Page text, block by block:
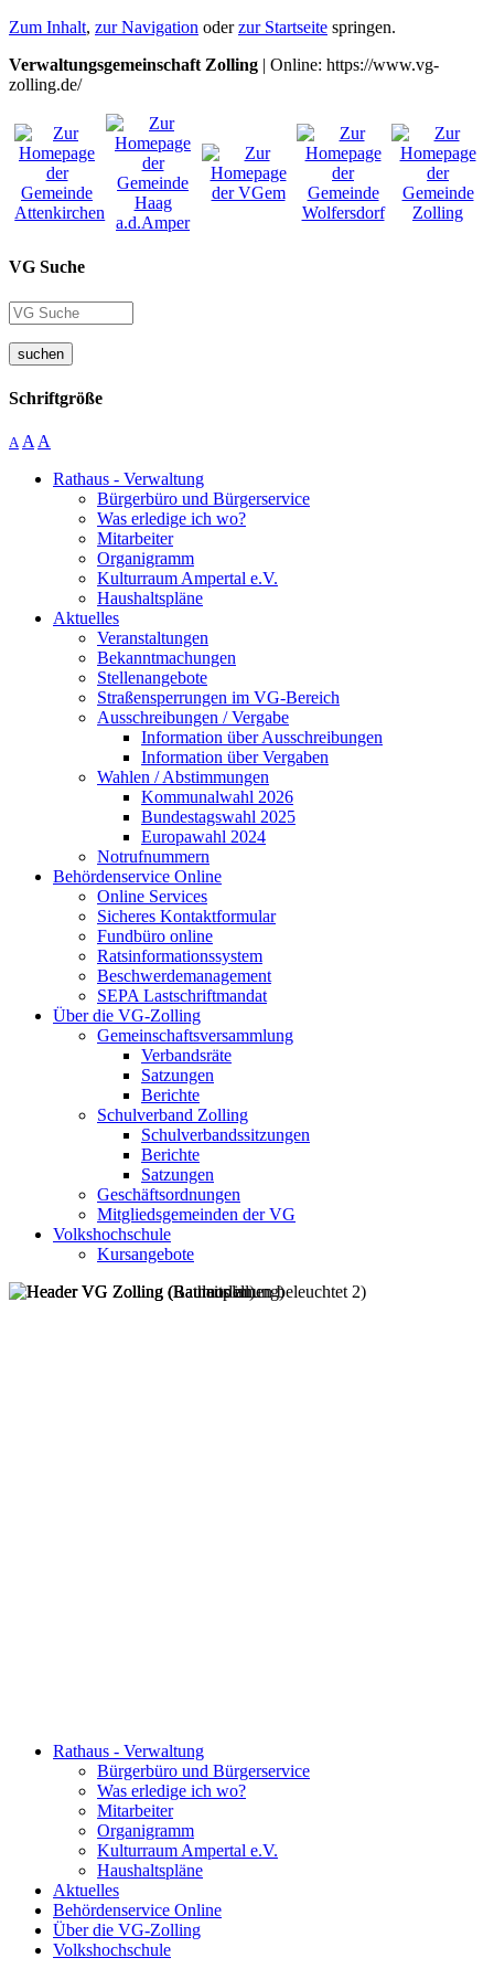
Zum Inhalt, zur Navigation oderzur Startseite springen.
Verwaltungsgemeinschaft Zolling | Online: https://www.vg-
zolling.de/
VG Suche
suchen
Schriftgröße
A A A
Rathaus - Verwaltung
Bürgerbüro und Bürgerservice
Was erledige ich wo?
Mitarbeiter
Organigramm
Kulturraum Ampertal e.V.
Haushaltspläne
Aktuelles
Veranstaltungen
Bekanntmachungen
Stellenangebote
Straßensperrungen im VG-Bereich
Ausschreibungen / Vergabe
Information über Ausschreibungen
Information über Vergaben
Wahlen / Abstimmungen
Kommunalwahl 2026
Bundestagswahl 2025
Europawahl 2024
Notrufnummern
Behördenservice Online
Online Services
Sicheres Kontaktformular
Fundbüro online
Ratsinformationssystem
Beschwerdemanagement
SEPA Lastschriftmandat
Über die VG-Zolling
Gemeinschaftsversammlung
Verbandsräte
Satzungen
Berichte
Schulverband Zolling
Schulverbandssitzungen
Berichte
Satzungen
Geschäftsordnungen
Mitgliedsgemeinden der VG
Volkshochschule
Kursangebote
Rathaus - Verwaltung
Bürgerbüro und Bürgerservice
Was erledige ich wo?
Mitarbeiter
Organigramm
Kulturraum Ampertal e.V.
Haushaltspläne
Aktuelles
Behördenservice Online
Über die VG-Zolling
Volkshochschule